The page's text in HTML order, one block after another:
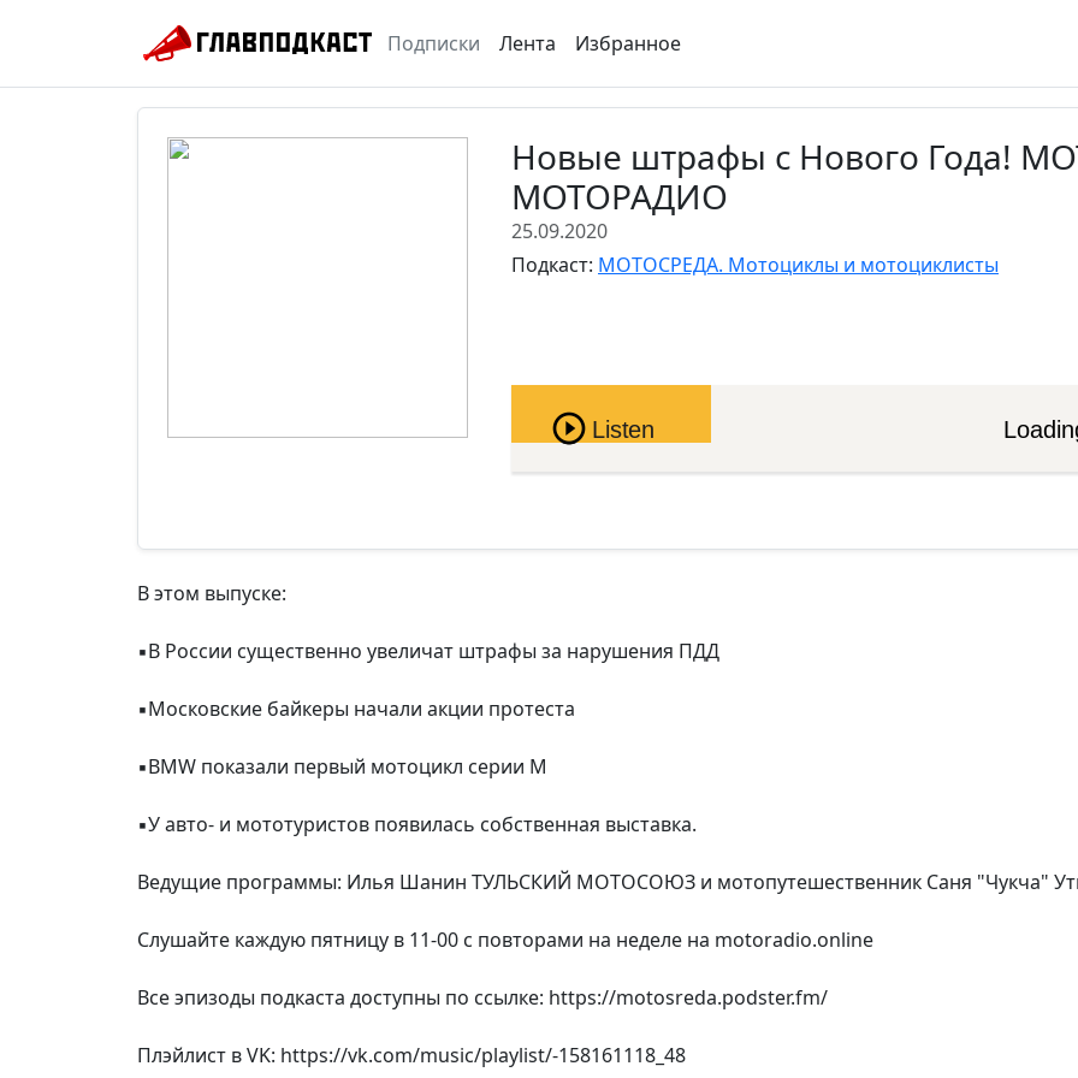
Подписки Лента Избранное
Новые штрафы с Нового Года!
МОТОРАДИО
25.09.2020
Подкаст: МОТОСРЕДА. Мотоциклы и мотоциклисты
Pause
Listen
В этом выпуске:
▪В России существенно увеличат штрафы за нарушения ПДД
▪Московские байкеры начали акции протеста
▪BMW показали первый мотоцикл серии М
▪У авто- и мототуристов появилась собственная выставка.
Ведущие программы: Илья Шанин ТУЛЬСКИЙ МОТОСОЮЗ и мотопутешественник Саня "Чукча"
Слушайте каждую пятницу в 11-00 с повторами на неделе на motoradio.online
Все эпизоды подкаста доступны по ссылке: https://motosreda.podster.fm/
Плэйлист в VK: https://vk.com/music/playlist/-158161118_48